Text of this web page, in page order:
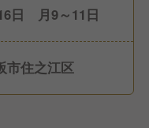
日 月9～11日
市住之江区